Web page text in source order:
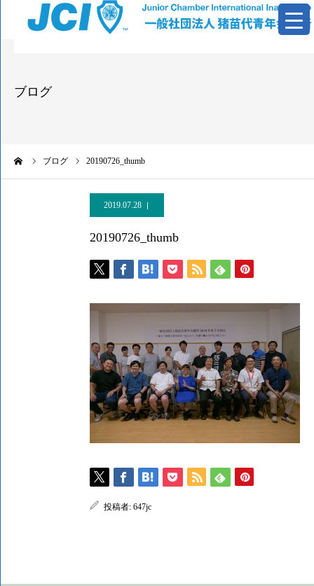
ブログ
ブログ 20190726_thumb
2019.07.28
20190726_thumb
投稿者: 647jc
情報公開
お問い合わせ